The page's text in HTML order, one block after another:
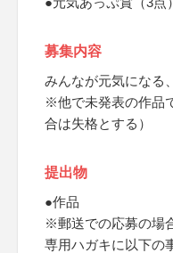
募集内容
みんなが元気になる
※他で未発表の作品
合は失格とする）
提出物
●作品
※郵送での応募の場
専用ハガキに以下の